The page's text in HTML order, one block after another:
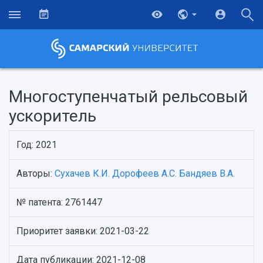
НАЗАД
Об университете
Ключевые факты
Новости
Бортжурнал
Образование
Абитуриенту
Научно-исследовательская деятельность
Научные школы и ведущие научные коллективы
Многоступенчатый рельсовый
ускоритель
Год: 2021
Авторы: Сухачев К.И. Дорофеев А.С. Бандяев В.А.
№ патента: 2761447
Приоритет заявки: 2021-03-22
Дата публикации: 2021-12-08